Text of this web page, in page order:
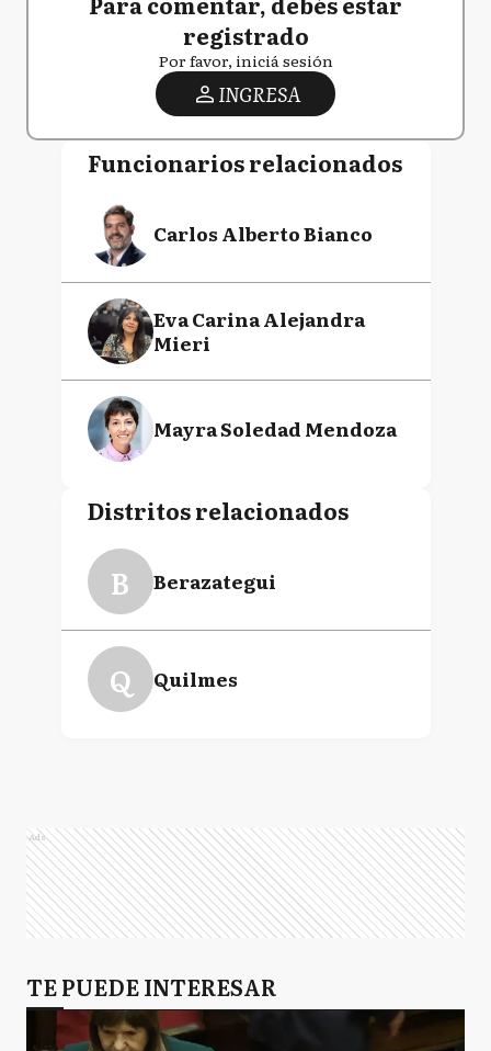
registrado
Por favor, iniciá sesión
INGRESA
Funcionarios relacionados
Carlos Alberto Bianco
Eva Carina Alejandra
Mieri
Mayra Soledad Mendoza
Distritos relacionados
B Berazategui
Q Quilmes
Ads
TE PUEDE INTERESAR